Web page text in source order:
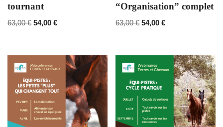
tournant
63,00€ 54,00 €
“Organisation” complet
63,00€ 54,00€